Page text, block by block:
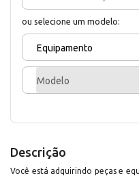
ou selecione um modelo:
Equipamento
Modelo
Descrição
Você está adquirindo peças e